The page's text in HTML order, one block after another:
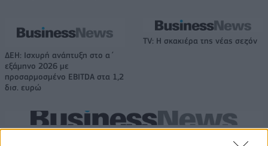
ΔΕΗ: Ισχυρή ανάπτυξη στο α΄
εξάμηνο 2026 με
προσαρμοσμένο EBITDA στα 1,2
δισ. ευρώ
TV: Η σκακιέρα της νέας σεζόν